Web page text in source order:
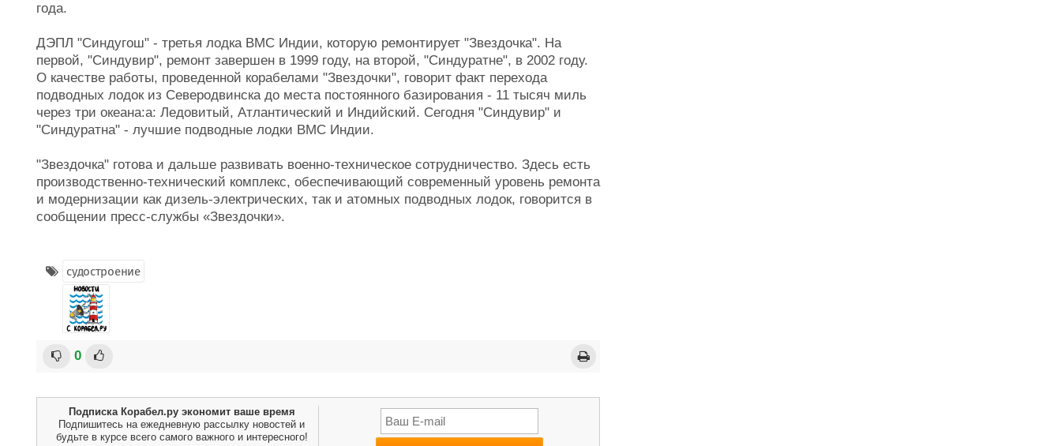
года.
ДЭПЛ "Синдугош" - третья лодка ВМС Индии, которую ремонтирует "Звездочка". На
первой, "Синдувир", ремонт завершен в 1999 году, на второй, "Синдуратне", в 2002 году.
О качестве работы, проведенной корабелами "Звездочки", говорит факт перехода
подводных лодок из Северодвинска до места постоянного базирования - 11 тысяч миль
через три океана:а: Ледовитый, Атлантический и Индийский. Сегодня "Синдувир" и
"Синдуратна" - лучшие подводные лодки ВМС Индии.
"Звездочка" готова и дальше развивать военно-техническое сотрудничество. Здесь есть
производственно-технический комплекс, обеспечивающий современный уровень ремонта
и модернизации как дизель-электрических, так и атомных подводных лодок, говорится в
сообщении пресс-службы «Звездочки».
судостроение
0
Подписка Корабел.ру экономит ваше время
Подпишитесь на ежедневную рассылку новостей и
будьте в курсе всего самого важного и интересного!